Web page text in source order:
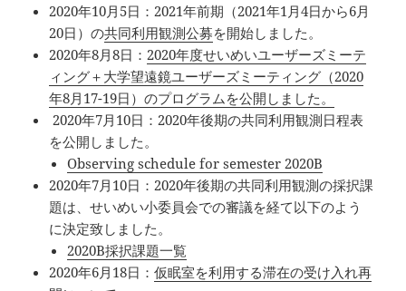
2020年10月5日：2021年前期（2021年1月4日から6月
20日）の共同利用観測公募を開始しました。
2020年8月8日：2020年度せいめいユーザーズミーテ
ィング＋大学望遠鏡ユーザーズミーティング（2020
年8月17-19日）のプログラムを公開しました。
2020年7月10日：2020年後期の共同利用観測日程表
を公開しました。
Observing schedule for semester 2020B
2020年7月10日：2020年後期の共同利用観測の採択課
題は、せいめい小委員会での審議を経て以下のよう
に決定致しました。
2020B採択課題一覧
2020年6月18日：仮眠室を利用する滞在の受け入れ再